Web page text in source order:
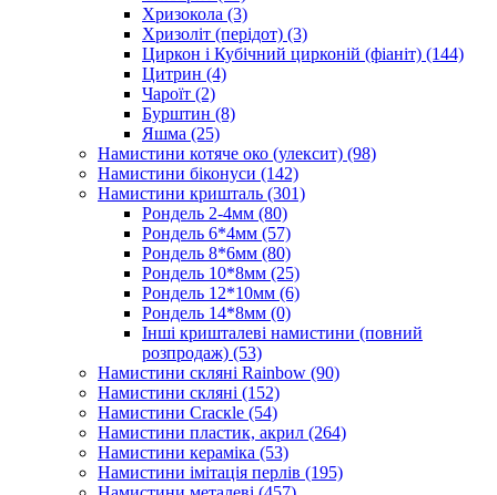
Хризокола (3)
Хризоліт (перідот) (3)
Циркон і Кубічний цирконій (фіаніт) (144)
Цитрин (4)
Чароїт (2)
Бурштин (8)
Яшма (25)
Намистини котяче око (улексит) (98)
Намистини біконуси (142)
Намистини кришталь (301)
Рондель 2-4мм (80)
Рондель 6*4мм (57)
Рондель 8*6мм (80)
Рондель 10*8мм (25)
Рондель 12*10мм (6)
Рондель 14*8мм (0)
Інші кришталеві намистини (повний
розпродаж) (53)
Намистини скляні Rainbow (90)
Намистини скляні (152)
Намистини Cracкle (54)
Намистини пластик, акрил (264)
Намистини кераміка (53)
Намистини імітація перлів (195)